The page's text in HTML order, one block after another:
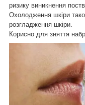
ризику виникнення
Охолодження шкіри
розгладження шкіри.
Корисно для зняття